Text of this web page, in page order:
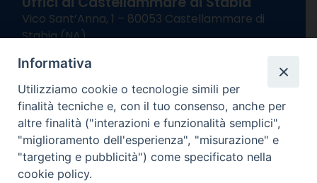
Vico Sant’Anna, 1 – 80053 Castellammare di
Stabia (NA)
Giorni ed Orari Apertura Uffici:
Lunedì e Mercoledì ore 09:00 – 13:00
Uffici Matrimoni:
Lunedì e Mercoledì ore 09:30 – 12:30
seguici su
Informativa
Utilizziamo cookie o tecnologie simili per
finalità tecniche e, con il tuo consenso, anche per
altre finalità ("interazioni e funzionalità semplici",
"miglioramento dell'esperienza", "misurazione" e
"targeting e pubblicità") come specificato nella
cookie policy.